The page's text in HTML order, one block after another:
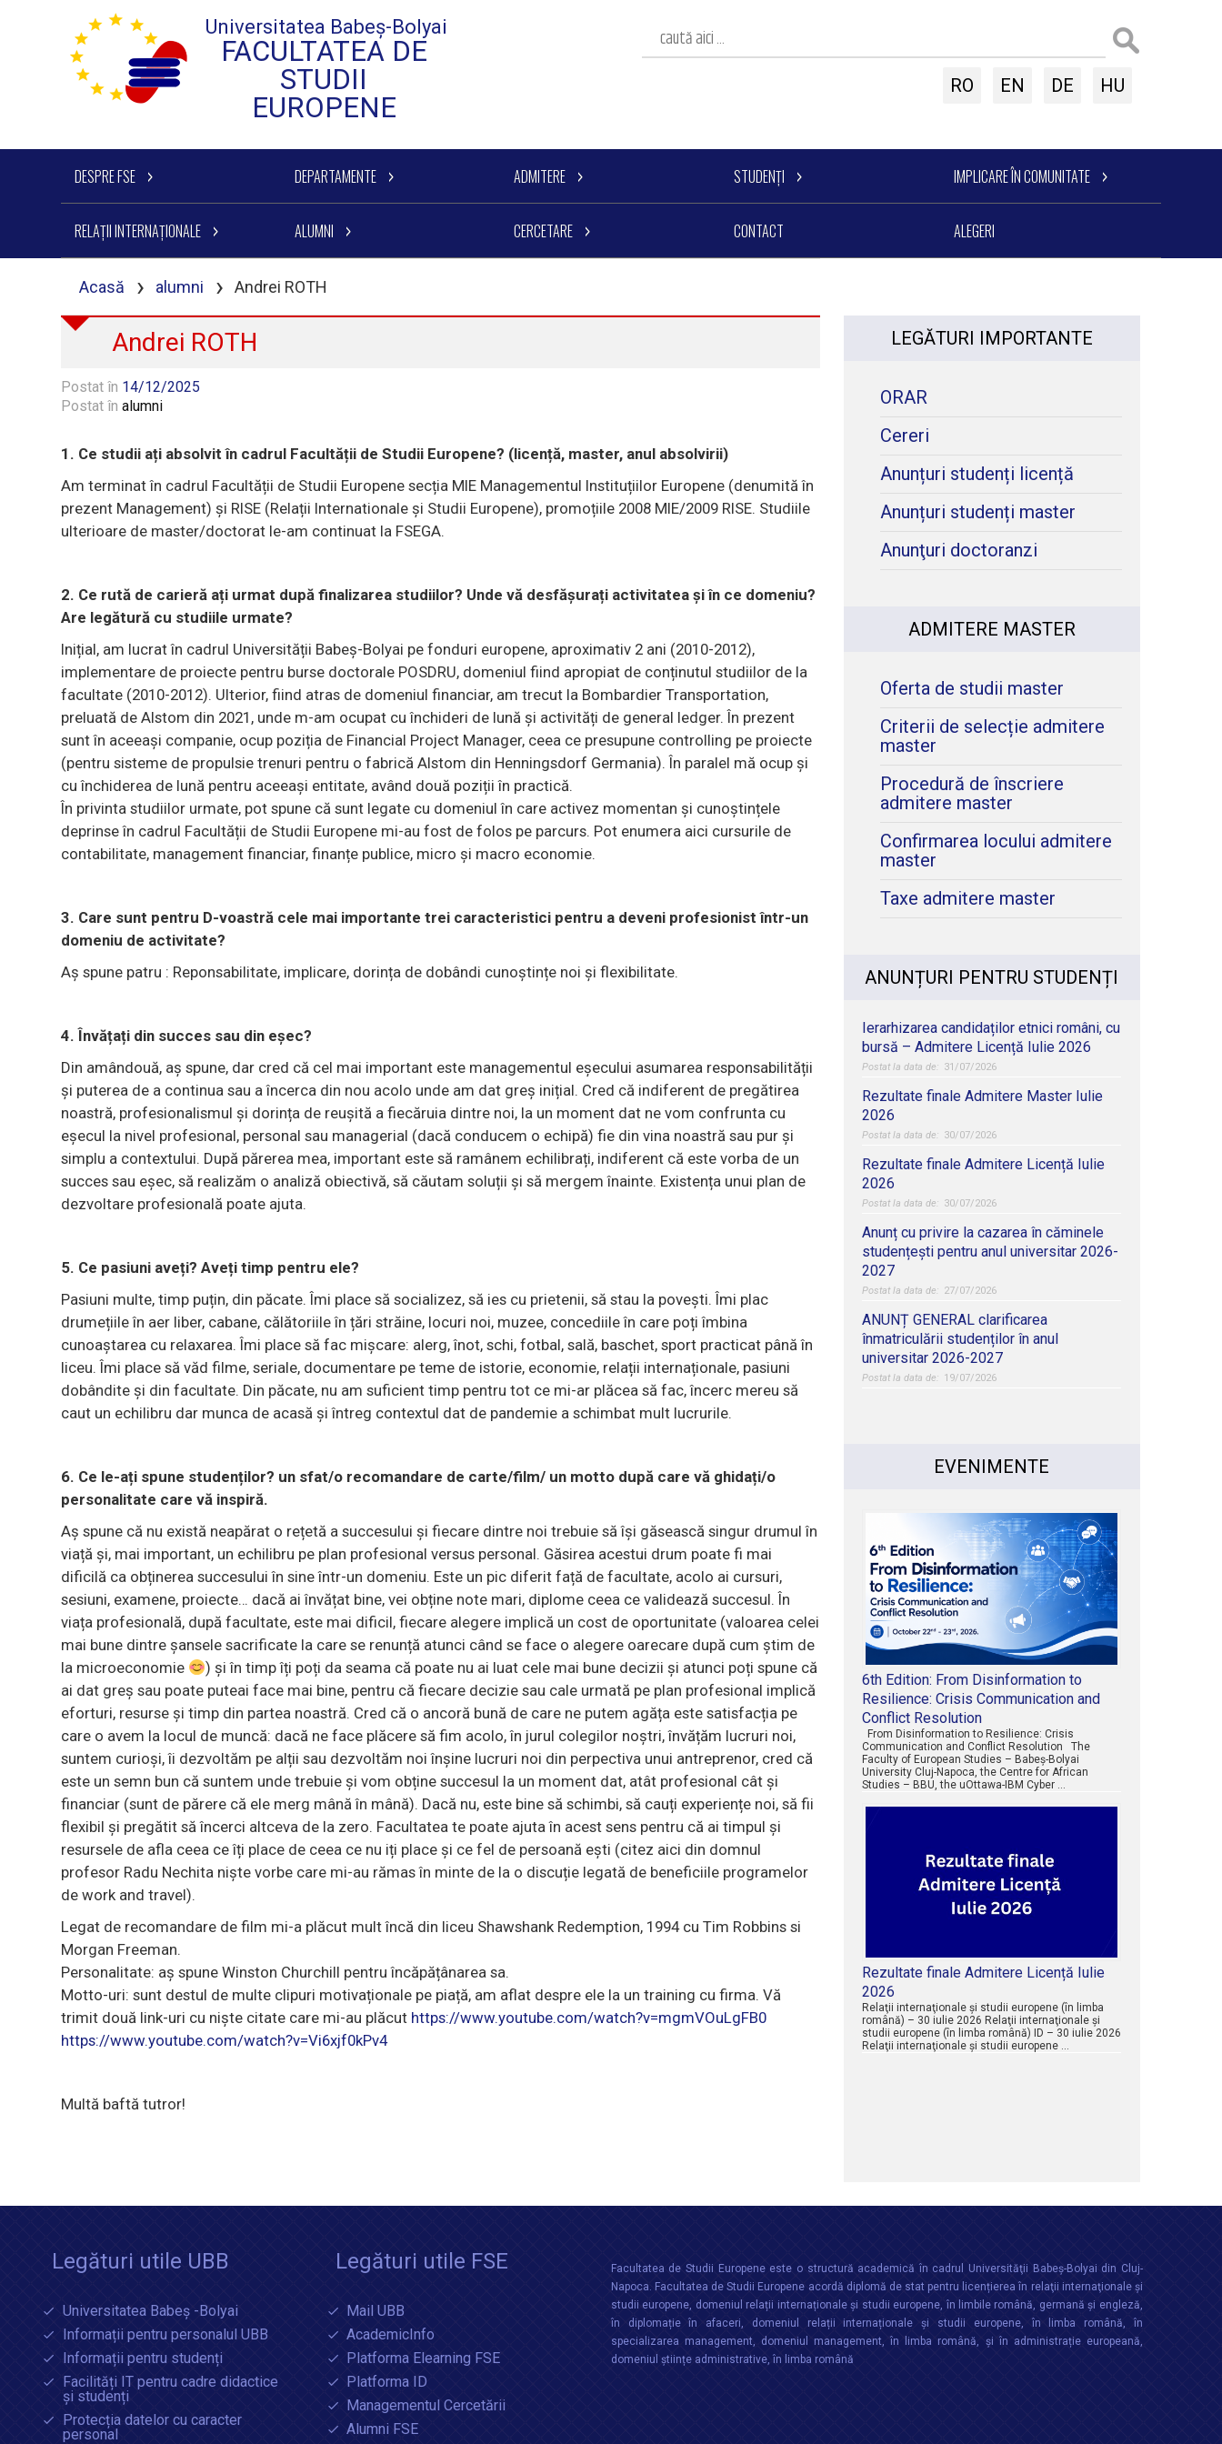
Universitatea Babeș-Bolyai
FACULTATEA DE
STUDII
EUROPENE
RO EN DE HU
DESPRE FSE DEPARTAMENTE ADMITERE STUDENȚI IMPLICARE ÎN COMUNITATE
RELAȚII INTERNAȚIONALE ALUMNI CERCETARE CONTACT ALEGERI
Acasă › alumni › Andrei ROTH
Andrei ROTH
Postat în 14/12/2025
Postat înalumni
1. Ce studii ați absolvit în cadrul Facultății de Studii Europene? (licență, master, anul absolvirii)
Am terminat în cadrul Facultății de Studii Europene secția MIE Managementul Instituțiilor Europene (denumită în
prezent Management) și RISE (Relații Internationale și Studii Europene), promoțiile 2008 MIE/2009 RISE. Studiile
ulterioare de master/doctorat le-am continuat la FSEGA.
2. Ce rută de carieră ați urmat după finalizarea studiilor? Unde vă desfășurați activitatea și în ce domeniu?
Are legătură cu studiile urmate?
Inițial, am lucrat în cadrul Universității Babeș-Bolyai pe fonduri europene, aproximativ 2 ani (2010-2012),
implementare de proiecte pentru burse doctorale POSDRU, domeniul fiind apropiat de conținutul studiilor de la
facultate (2010-2012). Ulterior, fiind atras de domeniul financiar, am trecut la Bombardier Transportation,
preluată de Alstom din 2021, unde m-am ocupat cu închideri de lună și activități de general ledger. În prezent
sunt în aceeași companie, ocup poziția de Financial Project Manager, ceea ce presupune controlling pe proiecte
(pentru sisteme de propulsie trenuri pentru o fabrică Alstom din Henningsdorf Germania). În paralel mă ocup și
cu închiderea de lună pentru aceeași entitate, având două poziții în practică.
În privinta studiilor urmate, pot spune că sunt legate cu domeniul în care activez momentan și cunoștințele
deprinse în cadrul Facultății de Studii Europene mi-au fost de folos pe parcurs. Pot enumera aici cursurile de
contabilitate, management financiar, finanțe publice, micro și macro economie.
3. Care sunt pentru D-voastră cele mai importante trei caracteristici pentru a deveni profesionist într-un
domeniu de activitate?
Aș spune patru : Reponsabilitate, implicare, dorința de dobândi cunoștințe noi și flexibilitate.
4. Învățați din succes sau din eșec?
Din amândouă, aș spune, dar cred că cel mai important este managementul eșecului asumarea responsabilității
și puterea de a continua sau a încerca din nou acolo unde am dat greș inițial. Cred că indiferent de pregătirea
noastră, profesionalismul și dorința de reușită a fiecăruia dintre noi, la un moment dat ne vom confrunta cu
eșecul la nivel profesional, personal sau managerial (dacă conducem o echipă) fie din vina noastră sau pur și
simplu a contextului. După părerea mea, important este să ramânem echilibrați, indiferent că este vorba de un
succes sau eșec, să realizăm o analiză obiectivă, să căutam soluții și să mergem înainte. Existența unui plan de
dezvoltare profesională poate ajuta.
5. Ce pasiuni aveți? Aveți timp pentru ele?
Pasiuni multe, timp puțin, din păcate. Îmi place să socializez, să ies cu prietenii, să stau la povești. Îmi plac
drumețiile în aer liber, cabane, călătoriile în țări străine, locuri noi, muzee, concediile în care poți îmbina
cunoaștarea cu relaxarea. Îmi place să fac mișcare: alerg, înot, schi, fotbal, sală, baschet, sport practicat până în
liceu. Îmi place să văd filme, seriale, documentare pe teme de istorie, economie, relații internaționale, pasiuni
dobândite și din facultate. Din păcate, nu am suficient timp pentru tot ce mi-ar plăcea să fac, încerc mereu să
caut un echilibru dar munca de acasă și întreg contextul dat de pandemie a schimbat mult lucrurile.
6. Ce le-ați spune studenților? un sfat/o recomandare de carte/film/ un motto după care vă ghidați/o
personalitate care vă inspiră.
Aș spune că nu există neapărat o rețetă a succesului și fiecare dintre noi trebuie să își găsească singur drumul în
viață și, mai important, un echilibru pe plan profesional versus personal. Găsirea acestui drum poate fi mai
dificilă ca obținerea succesului în sine într-un domeniu. Este un pic diferit față de facultate, acolo ai cursuri,
sesiuni, examene, proiecte… dacă ai învățat bine, vei obține note mari, diplome ceea ce validează succesul. În
viața profesională, după facultate, este mai dificil, fiecare alegere implică un cost de oportunitate (valoarea celei
mai bune dintre șansele sacrificate la care se renunță atunci când se face o alegere oarecare după cum știm de
la microeconomie
) și în timp îți poți da seama că poate nu ai luat cele mai bune decizii și atunci poți spune că
ai dat greș sau poate puteai face mai bine, pentru că fiecare decizie sau cale urmată pe plan profesional implică
eforturi, resurse și timp din partea noastră. Cred că o ancoră bună de care ne putem agăța este satisfacția pe
care o avem la locul de muncă: dacă ne face plăcere să fim acolo, în jurul colegilor noștri, învățăm lucruri noi,
suntem curioși, îi dezvoltăm pe alții sau dezvoltăm noi înșine lucruri noi din perpectiva unui antreprenor, cred că
este un semn bun că suntem unde trebuie și vom obține succesul la un moment dat, atât profesional cât și
financiar (sunt de părere că ele merg mână în mână). Dacă nu, este bine să schimbi, să cauți experiențe noi, să fii
flexibil și pregătit să încerci altceva de la zero. Facultatea te poate ajuta în acest sens pentru că ai timpul și
resursele de afla ceea ce îți place de ceea ce nu iți place și ce fel de persoană ești (citez aici din domnul
profesor Radu Nechita niște vorbe care mi-au rămas în minte de la o discuție legată de beneficiile programelor
de work and travel).
Legat de recomandare de film mi-a plăcut mult încă din liceu Shawshank Redemption, 1994 cu Tim Robbins si
Morgan Freeman.
Personalitate: aș spune Winston Churchill pentru încăpățânarea sa.
Motto-uri: sunt destul de multe clipuri motivaționale pe piață, am aflat despre ele la un training cu firma. Vă
trimit două link-uri cu niște citate care mi-au plăcut https://www.youtube.com/watch?v=mgmVOuLgFB0
https://www.youtube.com/watch?v=Vi6xjf0kPv4
Multă baftă tutror!
LEGĂTURI IMPORTANTE
ORAR
Cereri
Anunțuri studenți licență
Anunțuri studenți master
Anunţuri doctoranzi
ADMITERE MASTER
Oferta de studii master
Criterii de selecție admitere
master
Procedură de înscriere
admitere master
Confirmarea locului admitere
master
Taxe admitere master
ANUNȚURI PENTRU STUDENȚI
Ierarhizarea candidaților etnici români, cu
bursă – Admitere Licență Iulie 2026
31/07/2026
Rezultate finale Admitere Master Iulie
2026
30/07/2026
Rezultate finale Admitere Licență Iulie
2026
30/07/2026
Anunț cu privire la cazarea în căminele
studențești pentru anul universitar 2026-
2027
27/07/2026
ANUNȚ GENERAL clarificarea
înmatriculării studenților în anul
universitar 2026-2027
19/07/2026
EVENIMENTE
6th Edition: From Disinformation to
Resilience: Crisis Communication and
Conflict Resolution
From Disinformation to Resilience: Crisis
Communication and Conflict Resolution The
Faculty of European Studies – Babeș-Bolyai
University Cluj-Napoca, the Centre for African
Studies – BBU, the uOttawa-IBM Cyber …
Rezultate finale Admitere Licență Iulie
2026
Relaţii internaţionale şi studii europene (în limba
română) – 30 iulie 2026 Relaţii internaţionale şi
studii europene (în limba română) ID – 30 iulie 2026
Relaţii internaţionale şi studii europene …
Legături utile UBB
Universitatea Babeș -Bolyai
Informații pentru personalul UBB
Informații pentru studenți
Facilități IT pentru cadre didactice
și studenți
Protecția datelor cu caracter
personal
Legături utile FSE
Mail UBB
AcademicInfo
Platforma Elearning FSE
Platforma ID
Managementul Cercetării
Alumni FSE
Facultatea de Studii Europene este o structură academică în cadrul Universităţii Babeș-Bolyai din Cluj-
Napoca. Facultatea de Studii Europene acordă diplomă de stat pentru licențierea în relaţii internaţionale şi
studii europene, domeniul relații internaționale şi studii europene, în limbile română, germană și engleză,
în diplomație în afaceri, domeniul relații internaționale și studii europene, în limba română, în
specializarea management, domeniul management, în limba română, și în administrație europeană,
domeniul științe administrative, în limba română